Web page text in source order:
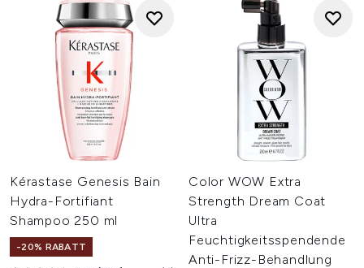
Kérastase Genesis Bain
Hydra-Fortifiant
Shampoo 250 ml
-20% RABATT
Color WOW Extra
Strength Dream Coat
Ultra
Feuchtigkeitsspendende
Anti-Frizz-Behandlung